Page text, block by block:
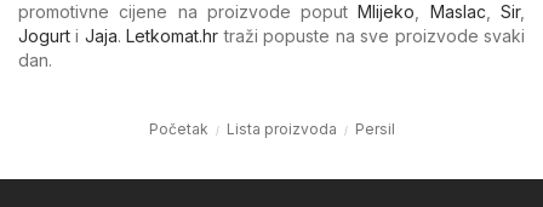
promotivne cijene na proizvode poputMlijeko Maslac ,Sir,
Jogurt i Jaja.Letkomat.hr traži popuste na sve proizvode svaki
dan.
Početak Lista proizvoda Persil